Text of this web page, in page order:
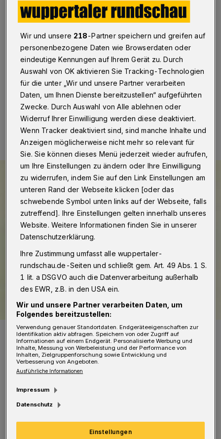
Der SPD-Landtagsabgeordnete Dietmar Bell ist neuer
Vorsitzender des Aufsichtsrates der Wuppertaler
Stadtwerke. Er wurde am Freitag (26. September
2014) von den Aufsichtsräten der drei WSW-
Gesellschaften (WSW Wuppertaler Stadtwerke GmbH,
WSW mobil GmbH, WSW Energie & Wasser AG)
gewählt.
27.09.2014 , 16:14 Uhr Eine Minute Lesezeit
Weiteres Amt: Dietmar Bell.
Foto: WSW
B ell löst Stadtdirektor Johannes Slawig in
dieser Funktion ab.
Wir und unsere 218-Partner speichern und greifen auf
personenbezogene Daten wie Browserdaten oder
eindeutige Kennungen auf Ihrem Gerät zu. Durch
Auswahl von OK aktivieren Sie Tracking-Technologien
für die unter „Wir und unsere Partner verarbeiten
Daten, um Ihnen Dienste bereitzustellen“ aufgeführten
Zwecke. Durch Auswahl von Alle ablehnen oder
Widerruf Ihrer Einwilligung werden diese deaktiviert.
Wenn Tracker deaktiviert sind, sind manche Inhalte und
Anzeigen möglicherweise nicht mehr so relevant für
Sie. Sie können dieses Menü jederzeit wieder aufrufen,
um Ihre Einstellungen zu ändern oder Ihre Einwilligung
zu widerrufen, indem Sie auf den Link Einstellungen am
unteren Rand der Webseite klicken [oder das
schwebende Symbol unten links auf der Webseite, falls
zutreffend]. Ihre Einstellungen gelten innerhalb unseres
Website. Weitere Informationen finden Sie in unserer
Datenschutzerklärung.
Ihre Zustimmung umfasst alle wuppertaler-
rundschau.de-Seiten und schließt gem. Art. 49 Abs. 1 S.
1 lit. a DSGVO auch die Datenverarbeitung außerhalb
des EWR, z.B. in den USA ein.
Wir und unsere Partner verarbeiten Daten, um
Folgendes bereitzustellen:
Verwendung genauer Standortdaten. Endgeräteeigenschaften zur
Identifikation aktiv abfragen. Speichern von oder Zugriff auf
Informationen auf einem Endgerät. Personalisierte Werbung und
Inhalte, Messung von Werbeleistung und der Performance von
Inhalten, Zielgruppenforschung sowie Entwicklung und
Verbesserung von Angeboten.
Ausführliche Informationen
Impressum
Datenschutz
Einstellungen